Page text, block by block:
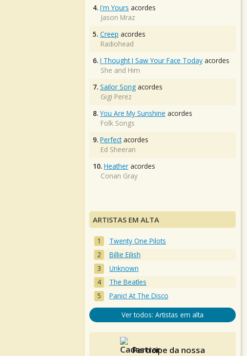
4. I'm Yours acordes
Jason Mraz
5. Creep acordes
Radiohead
6. I Thought I Saw Your Face Today acordes
She and Him
7. Sailor Song acordes
Gigi Perez
8. You Are My Sunshine acordes
Folk Songs
9. Perfectacordes
Ed Sheeran
10. Heather acordes
Conan Gray
ARTISTAS EM ALTA
Twenty One Pilots
Billie Eilish
Unknown
The Beatles
Panic! At The Disco
Ver todos: Artistas em alta
Participe da nossa